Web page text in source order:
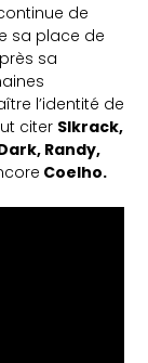
de
sa place de
sa
l’identité de
citer Slkrack,
Randy,
Coelho.